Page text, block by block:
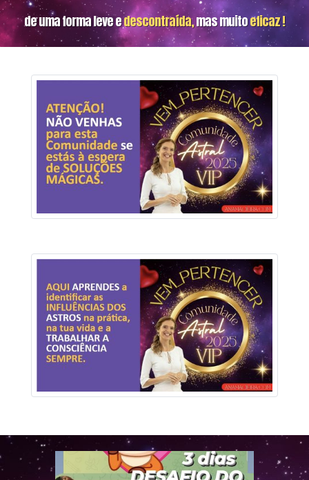
de uma forma leve edescontraída,mas muitoeficaz !